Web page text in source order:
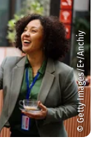
© Getty Images/E+/Anchiy